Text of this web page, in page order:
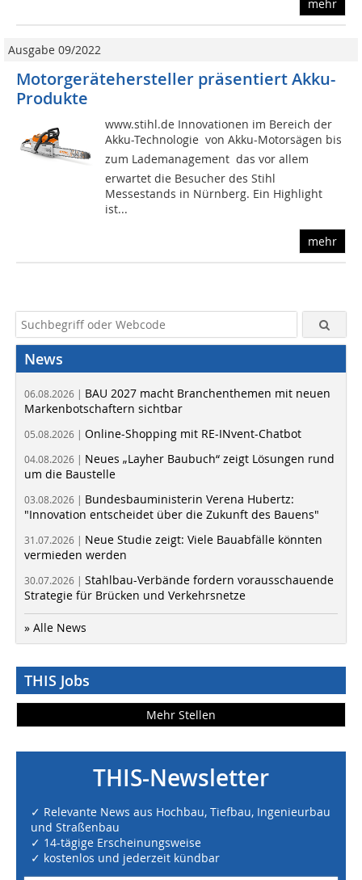
mehr
Ausgabe 09/2022
Motorgerätehersteller präsentiert Akku-
Produkte
www.stihl.de Innovationen im Bereich der
Akku-Technologie  von Akku-Motorsägen bis
zum Lademanagement  das vor allem
erwartet die Besucher des Stihl
Messestands in Nürnberg. Ein Highlight
ist...
mehr
News
06.08.2026 | BAU 2027 macht Branchenthemen mit neuen
Markenbotschaftern sichtbar
05.08.2026 | Online-Shopping mit RE-INvent-Chatbot
04.08.2026 | Neues „Layher Baubuch“ zeigt Lösungen rund
um die Baustelle
03.08.2026 | Bundesbauministerin Verena Hubertz:
"Innovation entscheidet über die Zukunft des Bauens"
31.07.2026 | Neue Studie zeigt: Viele Bauabfälle könnten
vermieden werden
30.07.2026 | Stahlbau-Verbände fordern vorausschauende
Strategie für Brücken und Verkehrsnetze
» Alle News
THIS Jobs
Mehr Stellen
THIS-Newsletter
✓ Relevante News aus Hochbau, Tiefbau, Ingenieurbau
und Straßenbau
✓ 14-tägige Erscheinungsweise
✓ kostenlos und jederzeit kündbar